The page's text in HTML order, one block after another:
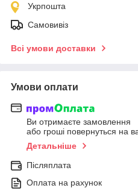
Укрпошта
Самовивіз
Всі умови доставки
Умови оплати
Ви отримаєте замовлення
або гроші повернуться на
Детальніше
Післяплата
Оплата на рахунок